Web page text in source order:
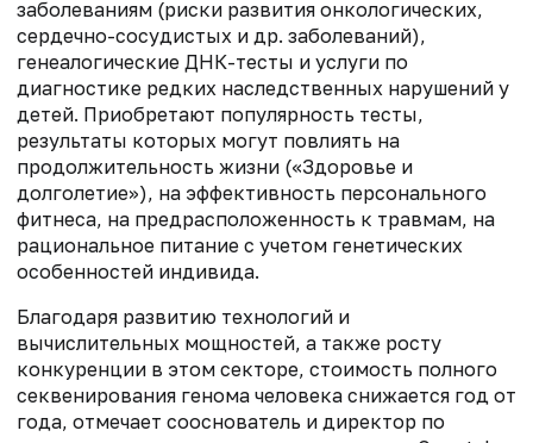
заболеваниям (риски развития онкологических,
сердечно-сосудистых и др. заболеваний),
генеалогические ДНК-тесты и услуги по
диагностике редких наследственных нарушений у
детей. Приобретают популярность тесты,
результаты которых могут повлиять на
продолжительность жизни («Здоровье и
долголетие»), на эффективность персонального
фитнеса, на предрасположенность к травмам, на
рациональное питание с учетом генетических
особенностей индивида.
Благодаря развитию технологий и
вычислительных мощностей, а также росту
конкуренции в этом секторе, стоимость полного
секвенирования генома человека снижается год от
года, отмечает сооснователь и директор по